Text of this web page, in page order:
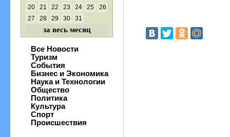
20
21 22 23 24 25
26
27
28 29 30 31
за весь месяц
Все Новости
Туризм
События
Бизнес и Экономика
Наука и Технологии
Общество
Политика
Культура
Спорт
Происшествия